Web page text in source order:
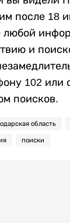
после 18
любой
и
102 или
поисков.
область
поиски